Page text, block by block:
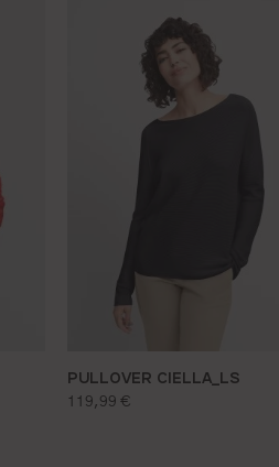
PULLOVER CIELLA_LS
regulärer preis:
119,99 €